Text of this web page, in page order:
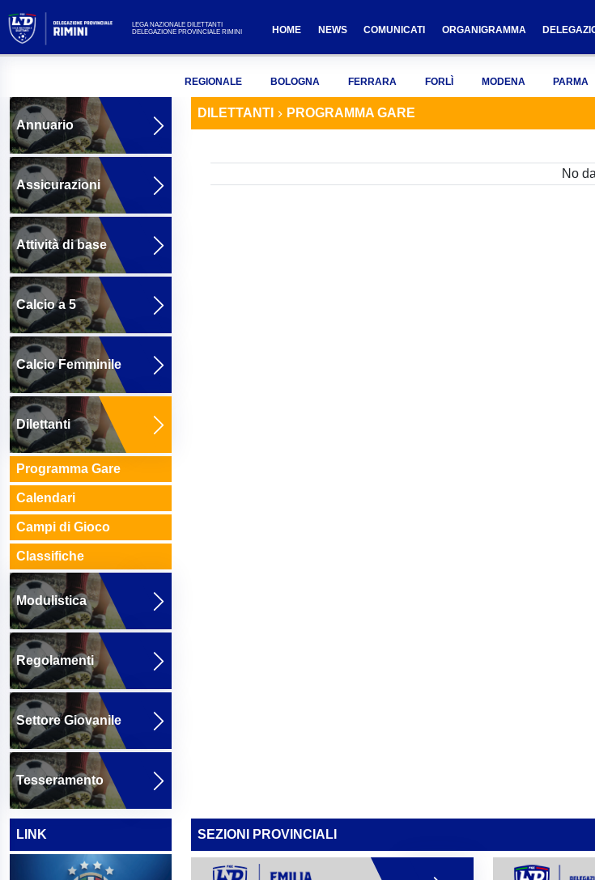
LEGA NAZIONALE DILETTANTI
DELEGAZIONE PROVINCIALE RIMINI
HOME NEWS COMUNICATI ORGANIGRAMMA
REGIONALE BOLOGNA FERRARA FORLÌ MODENA PARMA
Annuario
Assicurazioni
Attività di base
Calcio a 5
Calcio Femminile
Dilettanti
Programma Gare
Calendari
Campi di Gioco
Classifiche
Modulistica
Regolamenti
Settore Giovanile
Tesseramento
DILETTANTI PROGRAMMA GARE
No
LINK SEZIONI PROVINCIALI